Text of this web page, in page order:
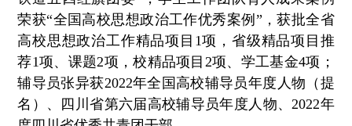
荣获“全国高校思想政治工作优秀案例”，获批全省
高校思想政治工作精品项目1项，省级精品项目推
荐1项、课题2项，校精品项目2项、学工基金4项；
辅导员张异获2022年全国高校辅导员年度人物（提
名）、四川省第六届高校辅导员年度人物、2022年